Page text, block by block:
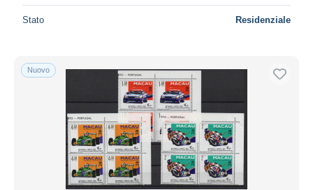
Stato Residenziale
Nuovo